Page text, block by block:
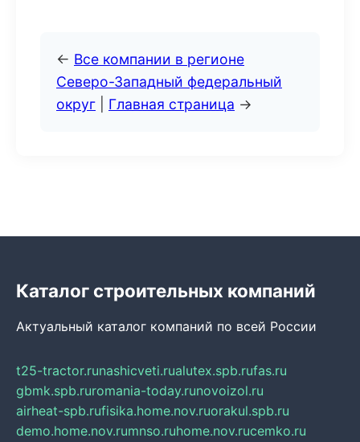
← Все компании в регионе
Северо-Западный федеральный
округ
Главная страница →
Каталог строительных компаний
Актуальный каталог компаний по всей России
t25-tractor.runashicveti.rualutex.spb.rufas.ru
gbmk.spb.ruromania-today.runovoizol.ru
airheat-spb.rufisika.home.nov.ruorakul.spb.ru
demo.home.nov.rumnso.ruhome.nov.rucemko.ru